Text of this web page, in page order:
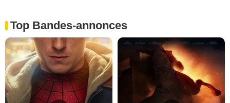
Top Bandes-annonces